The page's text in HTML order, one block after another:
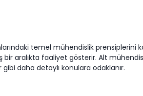
temel mühendislik prensiplerini
aralıkta faaliyet gösterir. Alt
daha detaylı konulara odaklanır.